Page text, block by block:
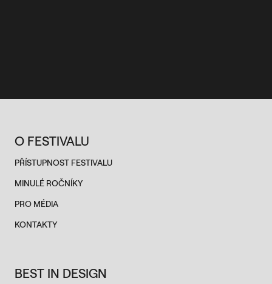
O FESTIVALU
PŘÍSTUPNOST FESTIVALU
MINULÉ ROČNÍKY
PRO MÉDIA
KONTAKTY
BEST IN DESIGN